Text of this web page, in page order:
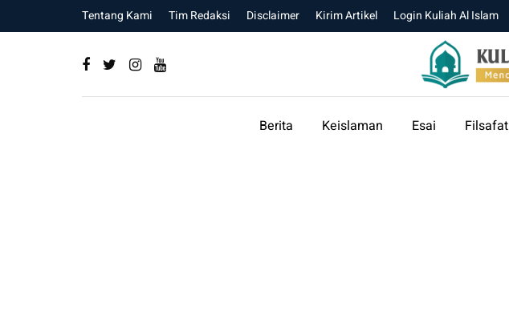
Tentang Kami Tim Redaksi Disclaimer Kirim Artikel Login Kuliah Al Islam
Berita Keislaman Esai Filsafat